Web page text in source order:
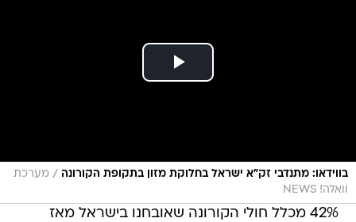
בווידאו: מתנדבי זק"א ישראל בחלוקת מזון בתקופת הקורונה / מערכת
וואלה! NEWS
42% מכלל חולי הקורונה שאובחנו בישראל מאז